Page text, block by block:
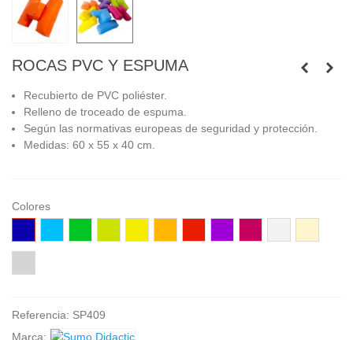
ROCAS PVC Y ESPUMA
Recubierto de PVC poliéster.
Relleno de troceado de espuma.
Según las normativas europeas de seguridad y protección.
Medidas: 60 x 55 x 40 cm.
Colores
Referencia: SP409
Marca: